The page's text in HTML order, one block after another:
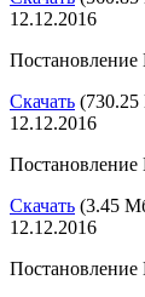
12.12.2016
Скачать (730.25
12.12.2016
Скачать (3.45
12.12.2016